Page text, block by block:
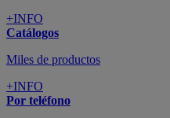
+INFO
Catálogos
Miles de productos
+INFO
Por teléfono